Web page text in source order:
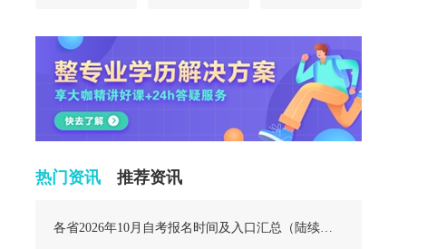
热门资讯
各省2026年10月自考报名时间及入口汇总（陆续更新中）
推荐资讯